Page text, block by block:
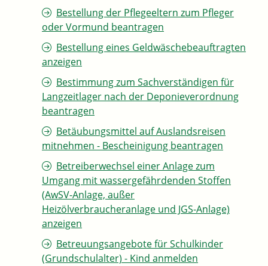
Bestellung der Pflegeeltern zum Pfleger
oder Vormund beantragen
Bestellung eines Geldwäschebeauftragten
anzeigen
Bestimmung zum Sachverständigen für
Langzeitlager nach der Deponieverordnung
beantragen
Betäubungsmittel auf Auslandsreisen
mitnehmen - Bescheinigung beantragen
Betreiberwechsel einer Anlage zum
Umgang mit wassergefährdenden Stoffen
(AwSV-Anlage, außer
Heizölverbraucheranlage und JGS-Anlage)
anzeigen
Betreuungsangebote für Schulkinder
(Grundschulalter) - Kind anmelden